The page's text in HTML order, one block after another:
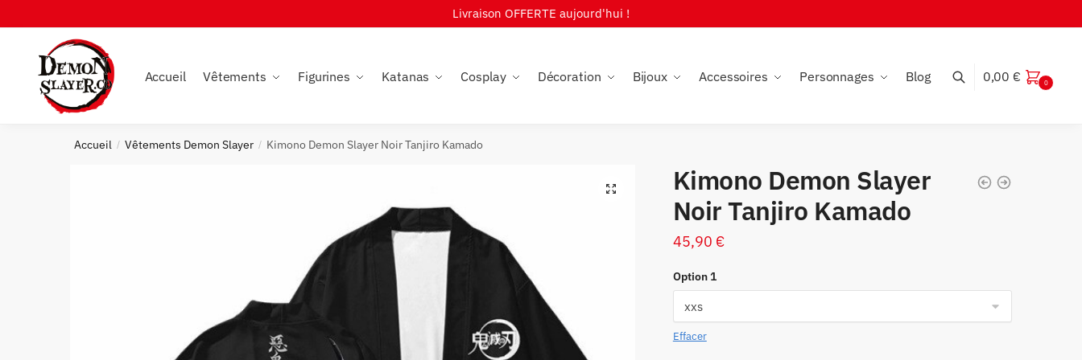
to
navigation
to
Livraison OFFERTE aujourd'hui !
Accueil Vêtements Figurines Katanas Cosplay Décoration Bijoux Accessoires Personnages Blog 0,00 € 0
Accueil / Vêtements Demon Slayer / Kimono Demon Slayer Noir Tanjiro Kamado
🔍
Kimono Demon Slayer
Noir Tanjiro Kamado
45,90 €
Option 1
Effacer